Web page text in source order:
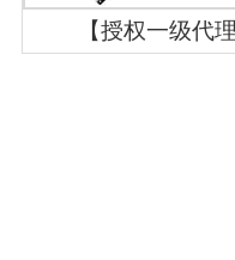
【授权一级代